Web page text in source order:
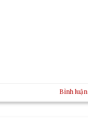
Bình luận